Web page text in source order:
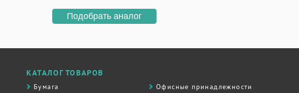
Подобрать аналог
КАТАЛОГ ТОВАРОВ
Бумага
Офисные принадлежности